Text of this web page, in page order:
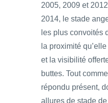
2005, 2009 et
2014, le stade
les plus convoités
la proximité
et la visibilité
buttes. Tout
répondu présent,
allures de stade